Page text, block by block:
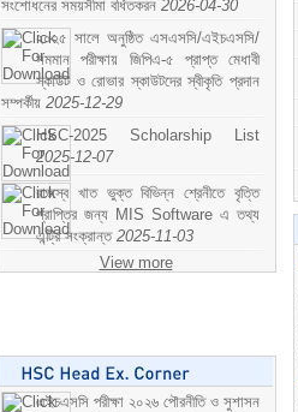
সংশোধনের সময়সীমা বর্ধিতকরন 2026-04-30
২০২৫ সালে অনুষ্ঠিত এসএসসি/এইচএসসি/
সমমান পরীক্ষায় জিপিএ-৫ প্রাপ্ত মেধাবী
স্কাউট ও রোভার স্কাউটদের স্বীকৃতি প্রদান
সম্পর্কীয় 2025-12-29
HSC-2025 Scholarship List
2025-12-07
রাজস্ব খাত ভুক্ত বিভিন্ন শ্রেনীতে বৃত্তি
প্রাপ্তির জন্য MIS Software এ তথ্য
এন্ট্রি সংক্রান্ত 2025-11-03
View more
এইচএসসি পরীক্ষা ২০২৬ পৌরনীতি ও সুশাসন